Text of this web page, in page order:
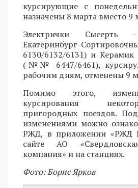
курсирующие с
назначены 8 марта вместо 9
Электрички
Екатеринбург-
6130/6132/6131) и
(№№ 6447/6461),
рабочим дням, отменены 9
Помимо этого,
курсирования
пригородных поездов.
изменениями можно
РЖД, в приложении «РЖД
сайте АО
компания» и на станциях.
Фото: Борис Ярков